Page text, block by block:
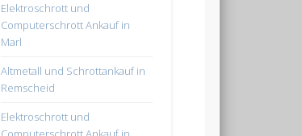
Elektroschrott und
Computerschrott Ankauf in
Marl
Altmetall und Schrottankauf in
Remscheid
Elektroschrott und